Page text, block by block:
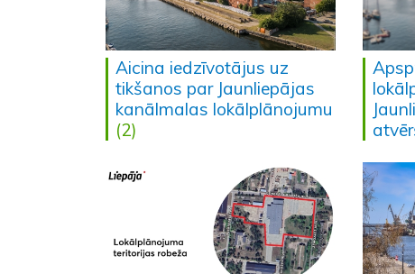
Aicina iedzīvotājus uz
tikšanos par Jaunliepājas
kanālmalas lokālplānojumu
(2)